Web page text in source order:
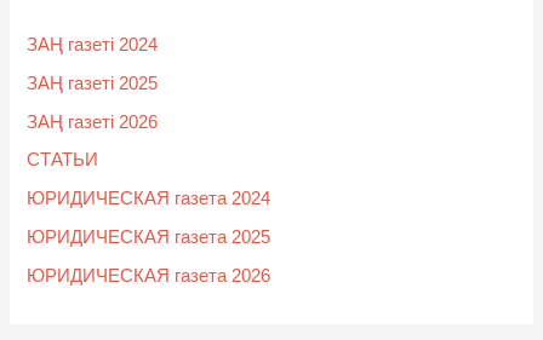
ЗАҢ газеті 2024
ЗАҢ газеті 2025
ЗАҢ газеті 2026
СТАТЬИ
ЮРИДИЧЕСКАЯ газета 2024
ЮРИДИЧЕСКАЯ газета 2025
ЮРИДИЧЕСКАЯ газета 2026